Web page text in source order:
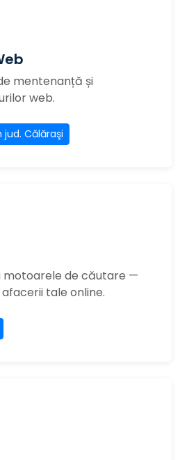
mentenanță și
web.
Călăraşi
motoarele de căutare —
tale online.